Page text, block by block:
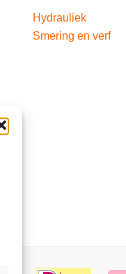
Hydrauliek
Smering en verf